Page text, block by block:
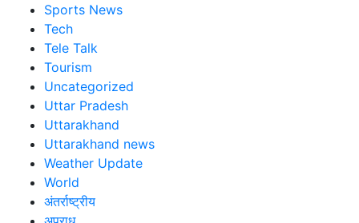
Sports News
Tech
Tele Talk
Tourism
Uncategorized
Uttar Pradesh
Uttarakhand
Uttarakhand news
Weather Update
World
अंतर्राष्ट्रीय